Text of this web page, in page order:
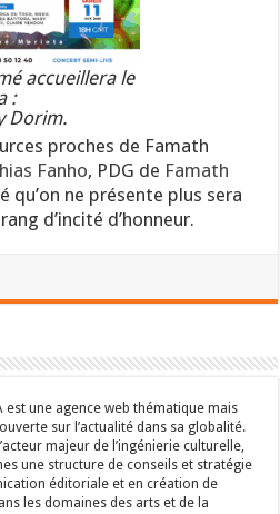
accueillera le
:
Dorim.
proches de Famath
Fanho, PDG de Famath
qu’on ne présente plus sera
d’incité d’honneur.
est une agence web thématique mais
sur l’actualité dans sa globalité.
majeur de l’ingénierie culturelle,
une structure de conseils et stratégie
éditoriale et en création de
les domaines des arts et de la